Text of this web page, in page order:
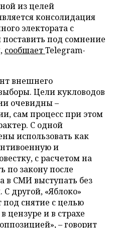
из целей
консолидация
электората с
под сомнение
сообщаетTelegram-
внешнего
Цели кукловодов
очевидны –
сам процесс при этом
С одной
использовать как
и
с расчетом на
по закону после
в СМИ выступать без
другой, «Яблоко»
снятие с целью
цензуре и в страхе
– говорит